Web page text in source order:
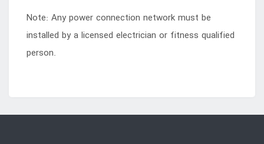
Note: Any power connection network must be
installed by a licensed electrician or fitness qualified
person.